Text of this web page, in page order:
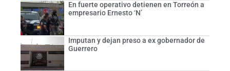
En fuerte operativo detienen en Torreón a
empresario Ernesto ‘N’
Imputan y dejan preso a ex gobernador de
Guerrero